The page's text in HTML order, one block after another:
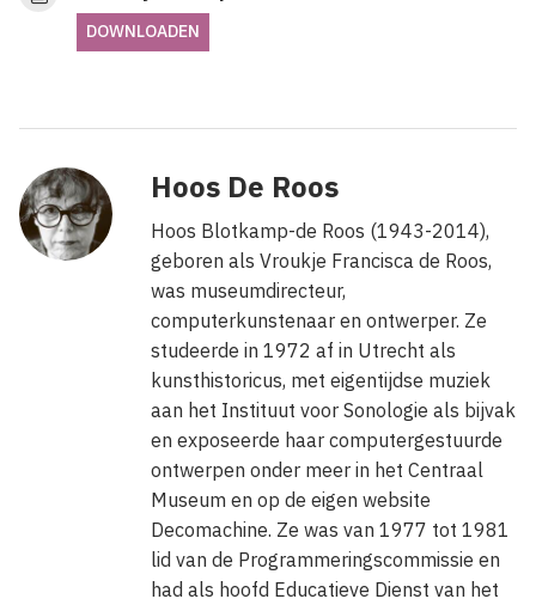
DOWNLOADEN
Hoos De Roos
Hoos Blotkamp-de Roos (1943-2014),
geboren als Vroukje Francisca de Roos,
was museumdirecteur,
computerkunstenaar en ontwerper. Ze
studeerde in 1972 af in Utrecht als
kunsthistoricus, met eigentijdse muziek
aan het Instituut voor Sonologie als bijvak
en exposeerde haar computergestuurde
ontwerpen onder meer in het Centraal
Museum en op de eigen website
Decomachine. Ze was van 1977 tot 1981
lid van de Programmeringscommissie en
had als hoofd Educatieve Dienst van het